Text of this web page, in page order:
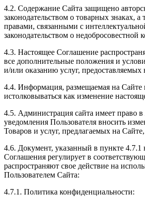
4.2. Содержание Сайта защищено
законодательством о товарных знаках, а
правами, связанными с
законодательством о недобросовестной
4.3. Настоящее Соглашение
все дополнительные положения и
и/или оказанию услуг, предоставляемых
4.4. Информация, размещаемая на Сайте
истолковываться как изменение
4.5. Администрация сайта имеет право
уведомления Пользователя вносить
Товаров и услуг, предлагаемых на
4.6. Документ, указанный в пункте 4.7.1
Соглашения регулирует в
распространяют свое действие на
Пользователем Сайта:
4.7.1. Политика конфиденциальности: